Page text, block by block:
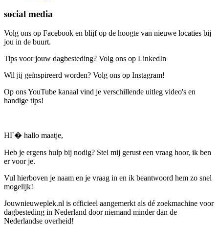
social media
Volg ons op Facebook en blijf op de hoogte van nieuwe locaties bij
jou in de buurt.
Tips voor jouw dagbesteding? Volg ons op LinkedIn
Wil jij geïnspireerd worden? Volg ons op Instagram!
Op ons YouTube kanaal vind je verschillende uitleg video's en
handige tips!
HГ� hallo maatje,
Heb je ergens hulp bij nodig? Stel mij gerust een vraag hoor, ik ben
er voor je.
Vul hierboven je naam en je vraag in en ik beantwoord hem zo snel
mogelijk!
Jouwnieuweplek.nl is officieel aangemerkt als dé zoekmachine voor
dagbesteding in Nederland door niemand minder dan de
Nederlandse overheid!